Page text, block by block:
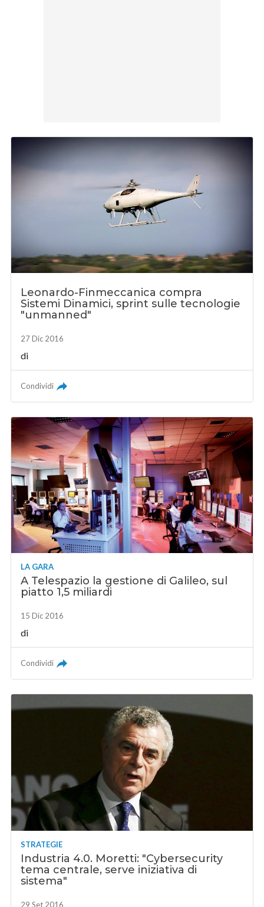
Leonardo-Finmeccanica compra
Sistemi Dinamici, sprint sulle tecnologie
"unmanned"
27 Dic 2016
di
Condividi
LA GARA
A Telespazio la gestione di Galileo, sul
piatto 1,5 miliardi
15 Dic 2016
di
Condividi
STRATEGIE
Industria 4.0. Moretti: "Cybersecurity
tema centrale, serve iniziativa di
sistema"
29 Set 2016